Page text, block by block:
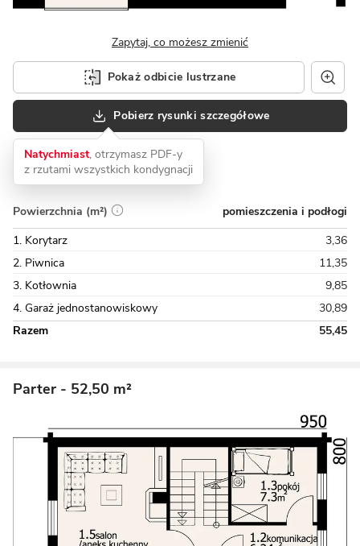
Zapytaj, co możesz zmienić
Pokaż odbicie lustrzane
Pobierz rysunki szczegółowe
Natychmiast, otrzymasz PDF-y
z rzutami wszystkich kondygnacji
Powierzchnia (m²)
pomieszczenia i podłogi
1. Korytarz
3,36
2. Piwnica
11,35
3. Kotłownia
9,85
4. Garaż jednostanowiskowy
30,89
Razem
55,45
Parter - 52,50 m²